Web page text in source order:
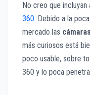
No creo que
360. Debido a la
mercado las
más curiosos está
poco usable, sobre
360 y lo poca